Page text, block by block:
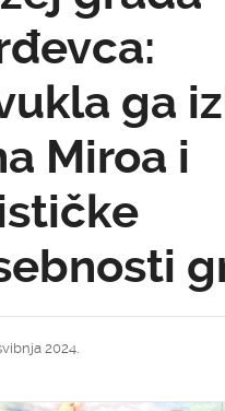
ga
Miroa i
2024.